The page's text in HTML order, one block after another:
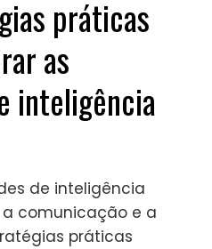
práticas
as
inteligência
de inteligência
comunicação e a
práticas